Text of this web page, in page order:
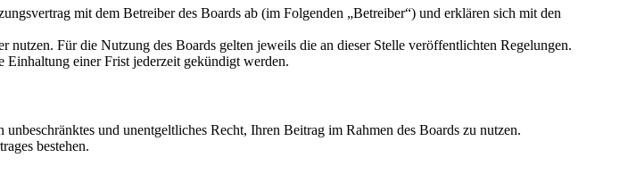
mit dem Betreiber des Boards ab (im Folgenden „Betreiber“) und erklären sich mit den
Für die Nutzung des Boards gelten jeweils die an dieser Stelle veröffentlichten Regelungen.
einer Frist jederzeit gekündigt werden.
und unentgeltliches Recht, Ihren Beitrag im Rahmen des Boards zu nutzen.
bestehen.